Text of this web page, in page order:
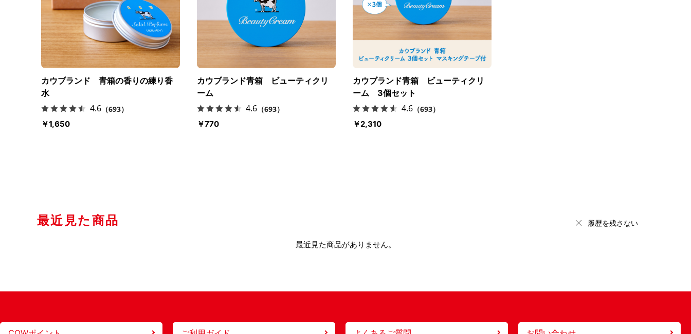
カウブランド 青箱の香りの練り香
水
4.6 （693）
￥1,650
カウブランド青箱 ビューティクリ
ーム
4.6 （693）
￥770
カウブランド青箱 ビューティクリ
ーム 3個セット
4.6 （693）
￥2,310
最近見た商品
最近見た商品がありません。
履歴を残さない